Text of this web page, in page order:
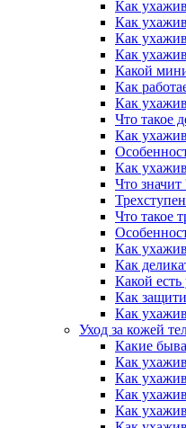
Как
Как
Как
Как
Какой
Как
Как
Что такое
Как
Как
Что
Что такое
Как
Как
Какой
Как
Как
Уход за кожей
Какие
Как
Как
Как
Как